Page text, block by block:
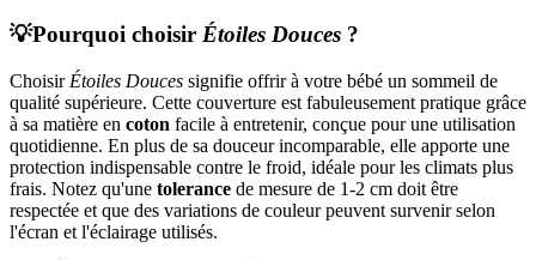
💡Pourquoi choisir Étoiles Douces ?
Choisir Étoiles Douces signifie offrir à votre bébé un sommeil de
qualité supérieure. Cette couverture est fabuleusement pratique grâce
à sa matière en coton facile à entretenir, conçue pour une utilisation
quotidienne. En plus de sa douceur incomparable, elle apporte une
protection indispensable contre le froid, idéale pour les climats plus
frais. Notez qu'une tolerance de mesure de 1-2 cm doit être
respectée et que des variations de couleur peuvent survenir selon
l'écran et l'éclairage utilisés.